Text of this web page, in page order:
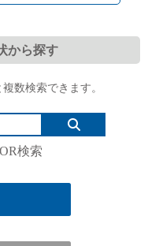
から探す
数検索できます。
OR検索